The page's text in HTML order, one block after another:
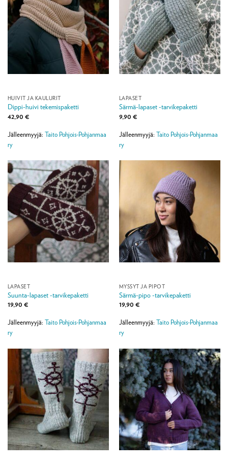
HUIVIT JA KAULURIT
Dippi-huivi tekemispaketti
42,90 €
Jälleenmyyjä: Taito Pohjois-Pohjanmaa
ry
LAPASET
Särmä-lapaset -tarvikepaketti
9,90 €
Jälleenmyyjä: Taito Pohjois-Pohjanmaa
ry
LAPASET
Suunta-lapaset -tarvikepaketti
19,90 €
Jälleenmyyjä: Taito Pohjois-Pohjanmaa
ry
MYSSYT JA PIPOT
Särmä-pipo -tarvikepaketti
19,90 €
Jälleenmyyjä: Taito Pohjois-Pohjanmaa
ry